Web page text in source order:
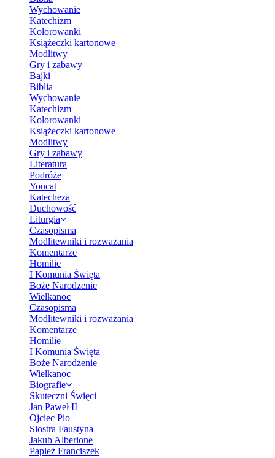
Wychowanie
Katechizm
Kolorowanki
Książeczki kartonowe
Modlitwy
Gry i zabawy
Bajki
Biblia
Wychowanie
Katechizm
Kolorowanki
Książeczki kartonowe
Modlitwy
Gry i zabawy
Literatura
Podróże
Youcat
Katecheza
Duchowość
Liturgia
Czasopisma
Modlitewniki i rozważania
Komentarze
Homilie
I Komunia Święta
Boże Narodzenie
Wielkanoc
Czasopisma
Modlitewniki i rozważania
Komentarze
Homilie
I Komunia Święta
Boże Narodzenie
Wielkanoc
Biografie
Skuteczni Święci
Jan Paweł II
Ojciec Pio
Siostra Faustyna
Jakub Alberione
Papież Franciszek